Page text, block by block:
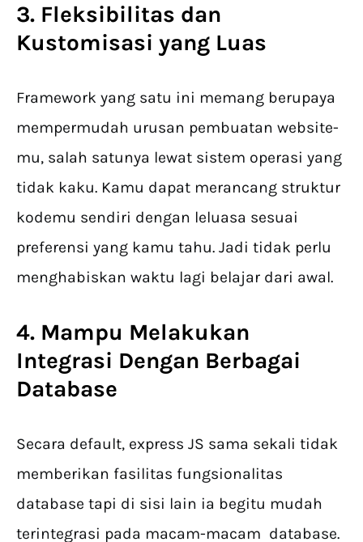
3. Fleksibilitas dan
Kustomisasi yang Luas
Framework yang satu ini memang berupaya
mempermudah urusan pembuatan website-
mu, salah satunya lewat sistem operasi yang
tidak kaku. Kamu dapat merancang struktur
kodemu sendiri dengan leluasa sesuai
preferensi yang kamu tahu. Jadi tidak perlu
menghabiskan waktu lagi belajar dari awal.
4. Mampu Melakukan
Integrasi Dengan Berbagai
Database
Secara default, express JS sama sekali tidak
memberikan fasilitas fungsionalitas
database tapi di sisi lain ia begitu mudah
terintegrasi pada macam-macam database.